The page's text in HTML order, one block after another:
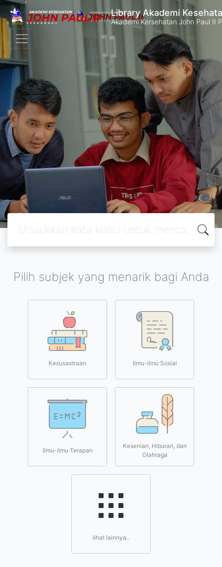
Library Akademi
Akademi Kersehatan John Paul II
Pilih subjek yang menarik bagi Anda
Kesusastraan Ilmu-ilmu Sosial
Ilmu-ilmu Terapan
Kesenian, Hiburan, dan
Olahraga
lihat lainnya..